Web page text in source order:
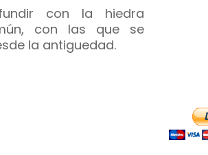
con la hiedra
con las que se
la antiguedad.